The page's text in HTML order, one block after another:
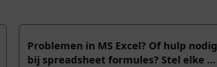
Problemen in MS Excel? Of hulp nodig
bij spreadsheet formules? Stel elke …